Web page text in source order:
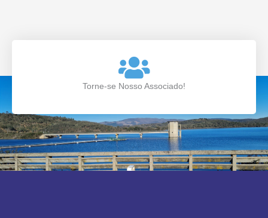
Torne-se Nosso Associado!